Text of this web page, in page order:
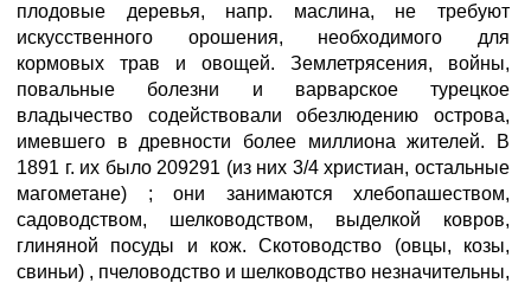
плодовые деревья, напр. маслина, не требуют
искусственного орошения, необходимого для
кормовых трав и овощей. Землетрясения, войны,
повальные болезни и варварское турецкое
владычество содействовали обезлюдению острова,
имевшего в древности более миллиона жителей. В
1891 г. их было 209291 (из них 3/4 христиан, остальные
магометане) ; они занимаются хлебопашеством,
садоводством, шелководством, выделкой ковров,
глиняной посуды и кож. Скотоводство (овцы, козы,
свиньи) , пчеловодство и шелководство незначительны,